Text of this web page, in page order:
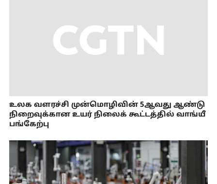
உலக வளரச்சி முன்மொழிவின் 5ஆவது ஆண்டு
நிறைவுக்கான உயர் நிலைக் கூட்டத்தில் வாங்யீ
பங்கேற்பு